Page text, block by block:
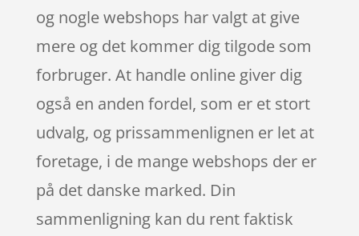
og nogle webshops har valgt at give
mere og det kommer dig tilgode som
forbruger. At handle online giver dig
også en anden fordel, som er et stort
udvalg, og prissammenlignen er let at
foretage, i de mange webshops der er
på det danske marked. Din
sammenligning kan du rent faktisk